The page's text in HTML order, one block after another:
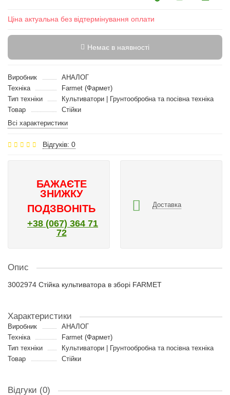
Ціна актуальна без відтермінування оплати
Немає в наявності
Виробник
АНАЛОГ
Техніка
Farmet (Фармет)
Тип техніки
Культиватори | Грунтообробна та посівна техніка
Товар
Стійки
Всі характеристики
Відгуків: 0
БАЖАЄТЕ
ЗНИЖКУ
ПОДЗВОНІТЬ
+38 (067) 364 71
72
Доставка
Опис
3002974 Стійка культиватора в зборі FARMET
Характеристики
Виробник
АНАЛОГ
Техніка
Farmet (Фармет)
Тип техніки
Культиватори | Грунтообробна та посівна техніка
Товар
Стійки
Відгуки (0)